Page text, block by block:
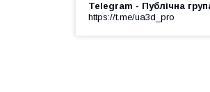
Telegram - Публічна
https://t.me/ua3d_pro